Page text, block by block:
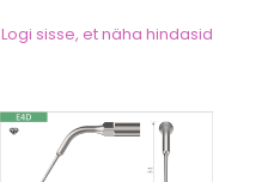
Logi sisse, et näha hindasid